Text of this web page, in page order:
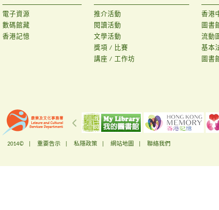
電子資源
數碼館藏
香港記憶
推介活動
閱讀活動
文學活動
獎項 / 比賽
講座 / 工作坊
香港
圖書
流動
基本
圖書
2014© | 重要告示 私隱政策 網站地圖 聯絡我們